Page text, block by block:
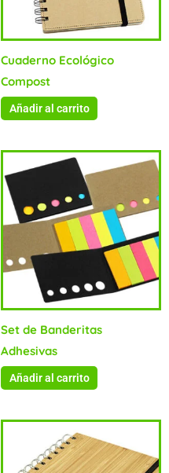
Cuaderno Ecológico
Compost
Añadir al carrito
Set de Banderitas
Adhesivas
Añadir al carrito